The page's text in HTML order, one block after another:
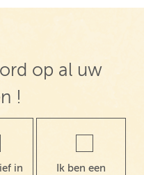
op al uw
!
in
Ik ben een